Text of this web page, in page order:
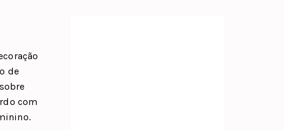
de
com